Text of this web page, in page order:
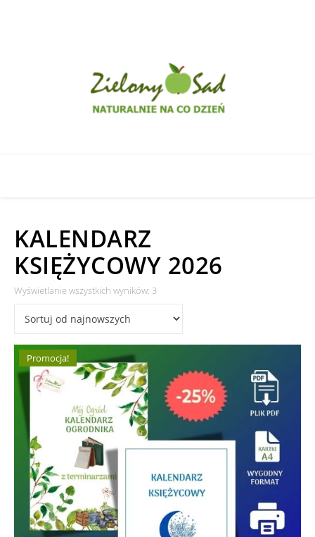
KALENDARZ
KSIĘŻYCOWY 2026
Wyświetlanie wszystkich wyników: 3Posortowane według najnowszych
Promocja!